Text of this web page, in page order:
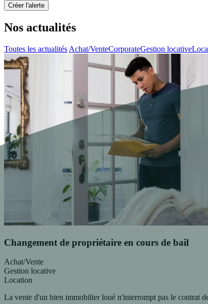
Nos actualités
Toutes les actualités Achat/VenteCorporateGestion locative
Changement de propriétaire en cours de bail
Achat/Vente
Gestion locative
Location
La vente d'un bien immobilier loué n'interrompt pas le contrat